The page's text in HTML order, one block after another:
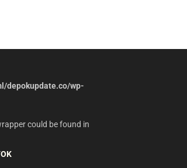
depokupdate.co/wp-
could be found in